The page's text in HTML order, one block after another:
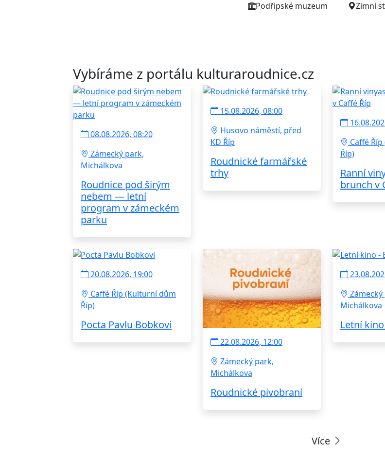
Podřipské muzeum Zimní
Vybíráme z portálu kulturaroudnice.cz
08.08.2026, 08:20
Zámecký park,
Michálkova
Roudnice pod širým
nebem — letní
program v zámeckém
parku
15.08.2026, 08:00
Husovo náměstí, před
KD Říp
Roudnické farmářské
trhy
Caffé
Říp)
Ranní
brunch v
20.08.2026, 19:00
Caffé Říp (Kulturní dům
Říp)
Pocta Pavlu Bobkovi
22.08.2026, 12:00
Zámecký park,
Michálkova
Roudnické pivobraní
Zámecký
Michálkova
Letní
Více